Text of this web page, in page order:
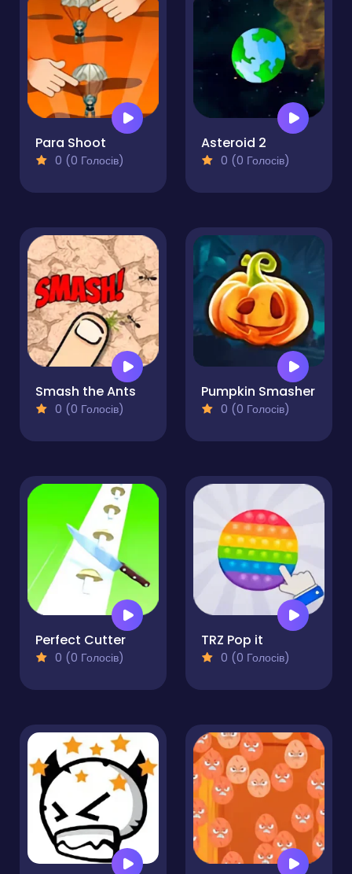
Para Shoot
0 (0 Голосів)
Asteroid 2
0 (0 Голосів)
Smash the Ants
0 (0 Голосів)
Pumpkin Smasher
0 (0 Голосів)
Perfect Cutter
0 (0 Голосів)
TRZ Pop it
0 (0 Голосів)